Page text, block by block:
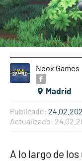
Neox Games
Madrid
Publicado:
Actualizado:
A lo largo de